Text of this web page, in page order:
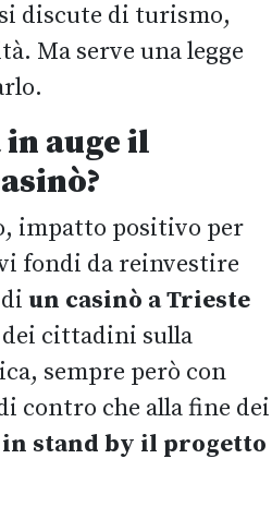
discute di turismo,
Ma serve una legge
auge il
impatto positivo per
fondi da reinvestire
un casinò a Trieste
cittadini sulla
sempre però con
contro che alla fine dei
in stand by il progetto